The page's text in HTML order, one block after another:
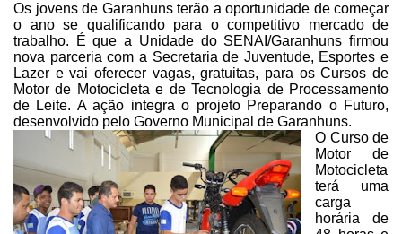
Os jovens de Garanhuns terão a oportunidade de começar
o ano se qualificando para o competitivo mercado de
trabalho. É que a Unidade doSENAI/Garanhuns firmou
nova parceria com a Secretaria de Juventude, Esportes e
Lazer e vai oferecer vagas, gratuitas, para os Cursos de
Motor de Motocicleta e de Tecnologia de Processamento
de Leite. A ação integra o projeto Preparando oFuturo,
desenvolvido pelo Governo Municipal de Garanhuns.
O Curso de
Motor de
Motocicleta
terá uma
carga
horária de